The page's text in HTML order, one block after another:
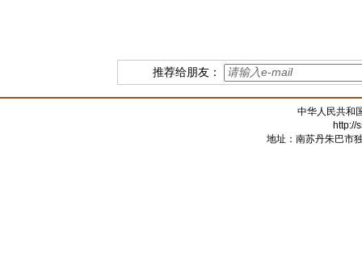
推荐给朋友：
中华人民共和
http://
地址：南苏丹朱巴市